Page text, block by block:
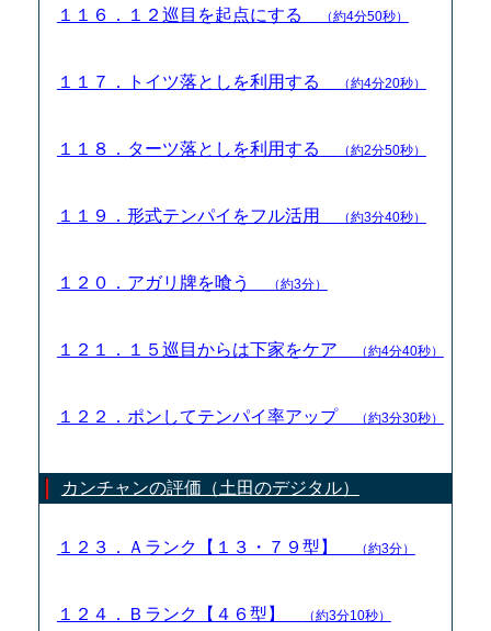
１１６．１２巡目を起点にする （約4分50秒）
１１７．トイツ落としを利用する （約4分20秒）
１１８．ターツ落としを利用する （約2分50秒）
１１９．形式テンパイをフル活用 （約3分40秒）
１２０．アガリ牌を喰う （約3分）
１２１．１５巡目からは下家をケア （約4分40秒）
１２２．ポンしてテンパイ率アップ （約3分30秒）
カンチャンの評価（土田のデジタル）
１２３．Ａランク【１３・７９型】 （約3分）
１２４．Ｂランク【４６型】 （約3分10秒）